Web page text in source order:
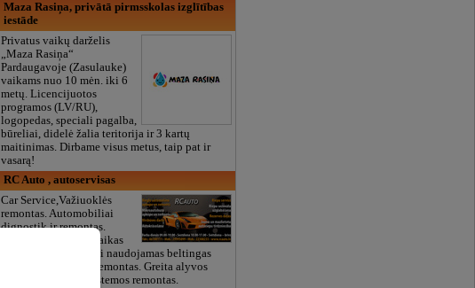
Maza Rasiņa, privātā pirmsskolas izglītības
iestāde
Privatus vaikų darželis
„Maza Rasiņa“
Pardaugavoje (Zasulauke)
vaikams nuo 10 mėn. iki 6
metų. Licencijuotos
programos (LV/RU),
logopedas, speciali pagalba,
būreliai, didelė žalia teritorija ir 3 kartų
maitinimas. Dirbame visus metus, taip pat ir
vasarą!
RC Auto , autoservisas
Car Service,Važiuoklės
remontas. Automobiliai
dignostik ir remontas.
Variklio remontas. Laikas
diržų ir jiems gaminti naudojamas beltingas
kaita. Pavarų dėžės remontas. Greita alyvos
keitimo. Stabdžių sistemos remontas.